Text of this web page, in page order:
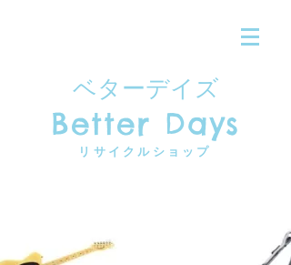
ベターデイズ
Better Days
​リサイクルショップ